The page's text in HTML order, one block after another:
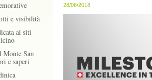
e visibilità
ai siti
Monte San
e saperi
28/06/2018